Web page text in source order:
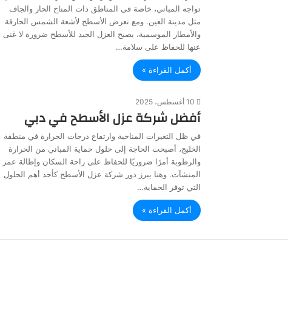
تواجه المباني، خاصة في المناطق ذات المناخ الحار والجاف
مثل مدينة العين. ومع تعرض الأسطح لأشعة الشمس الحارقة
والأمطار الموسمية، يصبح العزل الجيد للأسطح ضرورة لا غنى
عنها للحفاظ على سلامة…
أكمل القراءة »
10 أغسطس، 2025
أفضل شركة عزل الأسطح في دبي
في ظل التغيرات المناخية وارتفاع درجات الحرارة في منطقة
الخليج، أصبحت الحاجة إلى حلول حماية المباني من الحرارة
والرطوبة أمرًا ضروريًا للحفاظ على راحة السكان وإطالة عمر
المنشآت. وهنا يبرز دور شركة عزل الأسطح كأحد أهم الحلول
التي توفر الحماية…
أكمل القراءة »